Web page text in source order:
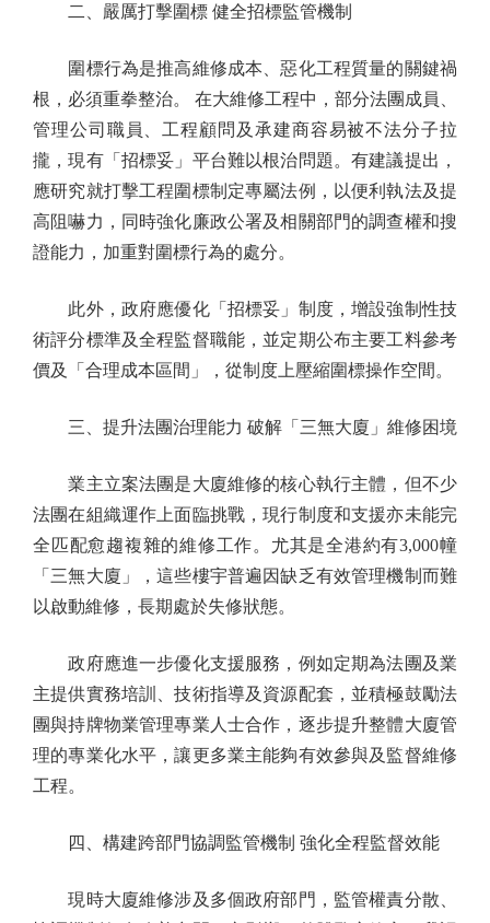
二、嚴厲打擊圍標 健全招標監管機制
圍標行為是推高維修成本、惡化工程質量的關鍵禍
根，必須重拳整治。 在大維修工程中，部分法團成員、
管理公司職員、工程顧問及承建商容易被不法分子拉
攏，現有「招標妥」平台難以根治問題。有建議提出，
應研究就打擊工程圍標制定專屬法例，以便利執法及提
高阻嚇力，同時強化廉政公署及相關部門的調查權和搜
證能力，加重對圍標行為的處分。
此外，政府應優化「招標妥」制度，增設強制性技
術評分標準及全程監督職能，並定期公布主要工料參考
價及「合理成本區間」，從制度上壓縮圍標操作空間。
三、提升法團治理能力 破解「三無大廈」維修困境
業主立案法團是大廈維修的核心執行主體，但不少
法團在組織運作上面臨挑戰，現行制度和支援亦未能完
全匹配愈趨複雜的維修工作。尤其是全港約有3,000幢
「三無大廈」，這些樓宇普遍因缺乏有效管理機制而難
以啟動維修，長期處於失修狀態。
政府應進一步優化支援服務，例如定期為法團及業
主提供實務培訓、技術指導及資源配套，並積極鼓勵法
團與持牌物業管理專業人士合作，逐步提升整體大廈管
理的專業化水平，讓更多業主能夠有效參與及監督維修
工程。
四、構建跨部門協調監管機制 強化全程監督效能
現時大廈維修涉及多個政府部門，監管權責分散、